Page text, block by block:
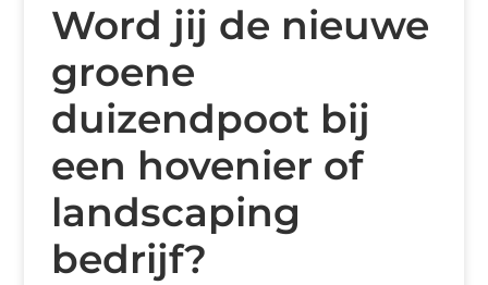
Word jij de nieuwe
groene
duizendpoot bij
een hovenier of
landscaping
bedrijf?